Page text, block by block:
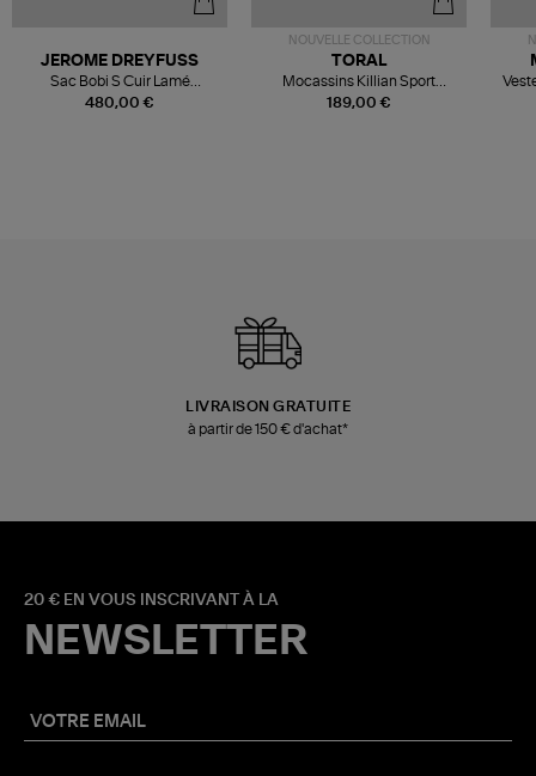
480,00 €
JEROME DREYFUSS
Sac Bobi S Cuir Lamé
Champagne
NOUVELLE COLLECTION
189,00 €
TORAL
Mocassins Killian Sport
Mousse
LIVRAISON GRATUITE
à partir de 150 € d'achat*
20 € EN VOUS INSCRIVANT À LA
NEWSLETTER